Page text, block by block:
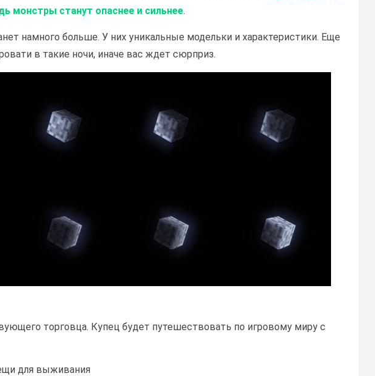
монстры станут опаснее и сильнее.
намного больше. У них уникальные модельки и характеристики. Еще
в такие ночи, иначе вас ждет сюрприз.
торговца. Купец будет путешествовать по игровому миру с
для выживания